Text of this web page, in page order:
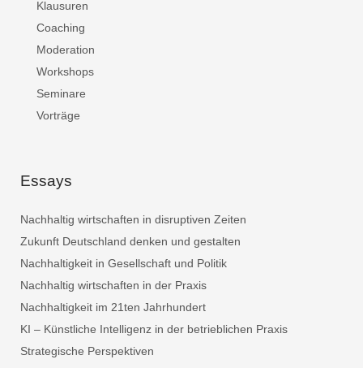
Klausuren
Coaching
Moderation
Workshops
Seminare
Vorträge
Essays
Nachhaltig wirtschaften in disruptiven Zeiten
Zukunft Deutschland denken und gestalten
Nachhaltigkeit in Gesellschaft und Politik
Nachhaltig wirtschaften in der Praxis
Nachhaltigkeit im 21ten Jahrhundert
KI – Künstliche Intelligenz in der betrieblichen Praxis
Strategische Perspektiven